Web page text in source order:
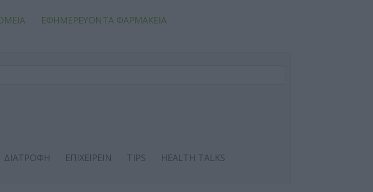
ΕΦΗΜΕΡΕΥΟΝΤΑ ΦΑΡΜΑΚΕΙΑ
ΔΙΑΤΡΟΦΗ ΕΠΙΧΕΙΡΕΙΝ TIPS
HEALTH TALKS